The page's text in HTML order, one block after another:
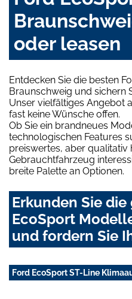
oder leasen
Entdecken Sie die besten
Braunschweig und sichern
Unser vielfältiges Angebot
fast keine Wünsche offen.
Ob Sie ein brandneues
technologischen Features
preiswertes, aber qualitativ
Gebrauchtfahrzeug
breite Palette an Optionen.
Erkunden Sie
EcoSport
und fordern Sie
Ford EcoSport ST-Line